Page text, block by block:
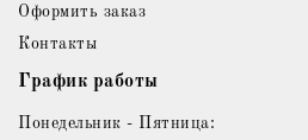
Оформить заказ
Контакты
График работы
Понедельник - Пятница: